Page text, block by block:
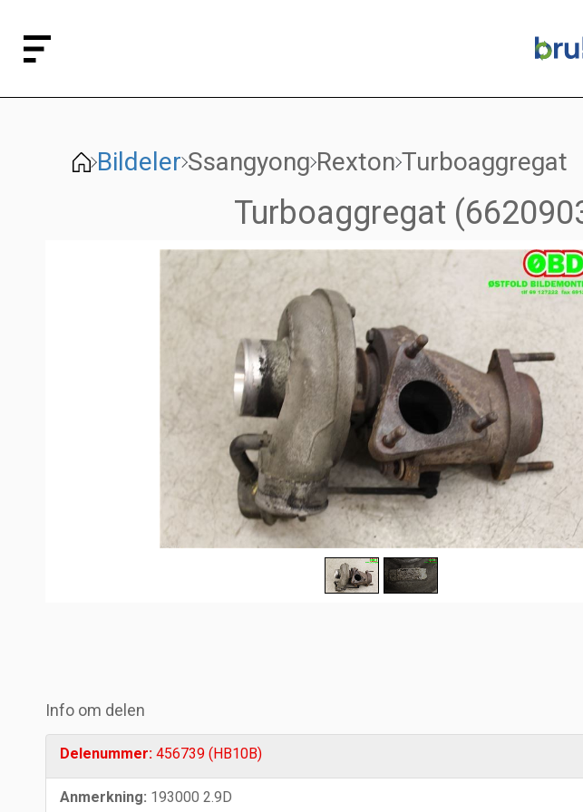
Bildeler Ssangyong Rexton Turboaggregat
Turboaggregat
Info om delen
Delenummer: 456739 (HB10B)
Anmerkning: 193000 2.9D